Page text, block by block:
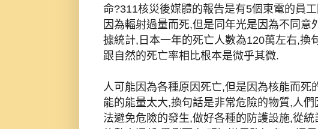
命?311核災後媒體的報告是有5個東電的員
因為輻射過量而死,但是同年光是因為不同
據統計,日本一年的死亡人數為120萬左右,換
跟自然的死亡率相比根本是微乎其微.
人可能因為各種原因死亡,但是因為核能而
能的能量太大,換句話是非常危險的物質,人
法避免危險的發生,做好各種的防護設施,從